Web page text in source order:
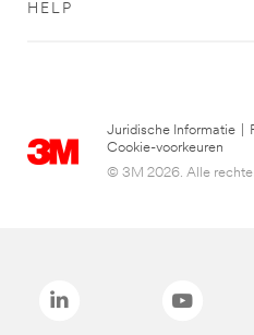
HELP
Juridische Informatie
Cookie-voorkeuren
© 3M 2026. Alle